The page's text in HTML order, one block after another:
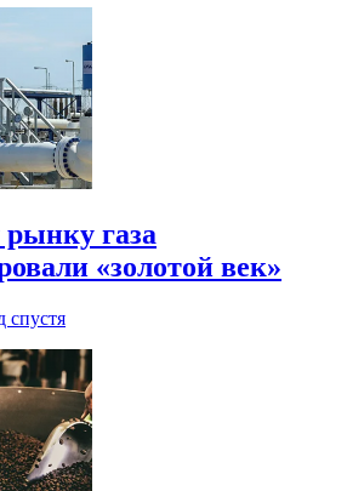
газа
«золотой век»
спустя